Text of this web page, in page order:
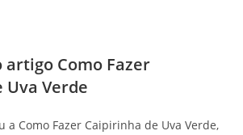
artigo Como Fazer
Verde
a Como Fazer Caipirinha de Uva Verde,